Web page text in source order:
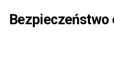
Bezpieczeństwo